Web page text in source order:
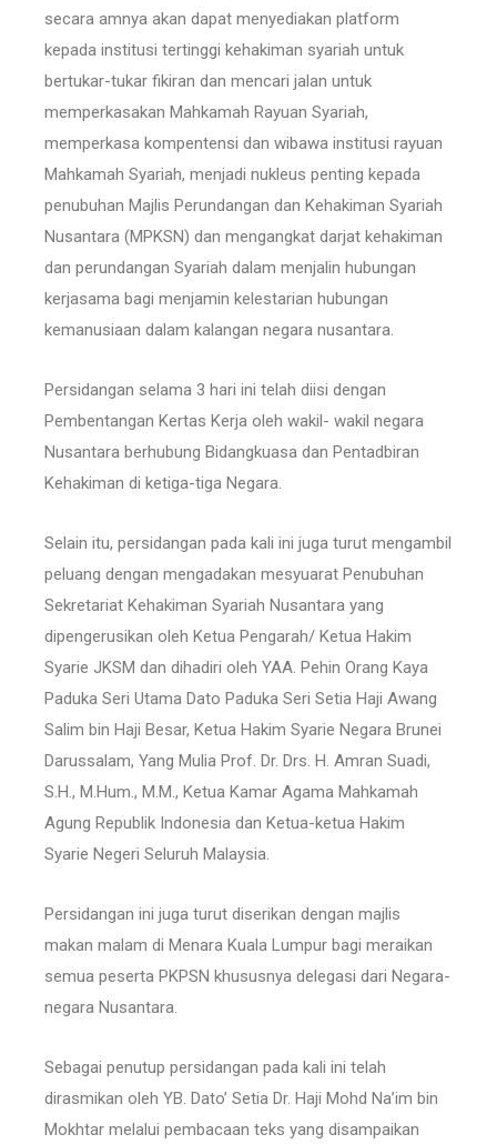
secara amnya akan dapat menyediakan platform
kepada institusi tertinggi kehakiman syariah untuk
bertukar-tukar fikiran dan mencari jalan untuk
memperkasakan Mahkamah Rayuan Syariah,
memperkasa kompentensi dan wibawa institusi rayuan
Mahkamah Syariah, menjadi nukleus penting kepada
penubuhan Majlis Perundangan dan Kehakiman Syariah
Nusantara (MPKSN) dan mengangkat darjat kehakiman
dan perundangan Syariah dalam menjalin hubungan
kerjasama bagi menjamin kelestarian hubungan
kemanusiaan dalam kalangan negara nusantara.
Persidangan selama 3 hari ini telah diisi dengan
Pembentangan Kertas Kerja oleh wakil- wakil negara
Nusantara berhubung Bidangkuasa dan Pentadbiran
Kehakiman di ketiga-tiga Negara.
Selain itu, persidangan pada kali ini juga turut mengambil
peluang dengan mengadakan mesyuarat Penubuhan
Sekretariat Kehakiman Syariah Nusantara yang
dipengerusikan oleh Ketua Pengarah/ Ketua Hakim
Syarie JKSM dan dihadiri oleh YAA. Pehin Orang Kaya
Paduka Seri Utama Dato Paduka Seri Setia Haji Awang
Salim bin Haji Besar, Ketua Hakim Syarie Negara Brunei
Darussalam, Yang Mulia Prof. Dr. Drs. H. Amran Suadi,
S.H., M.Hum., M.M., Ketua Kamar Agama Mahkamah
Agung Republik Indonesia dan Ketua-ketua Hakim
Syarie Negeri Seluruh Malaysia.
Persidangan ini juga turut diserikan dengan majlis
makan malam di Menara Kuala Lumpur bagi meraikan
semua peserta PKPSN khususnya delegasi dari Negara-
negara Nusantara.
Sebagai penutup persidangan pada kali ini telah
dirasmikan oleh YB. Dato’ Setia Dr. Haji Mohd Na’im bin
Mokhtar melalui pembacaan teks yang disampaikan